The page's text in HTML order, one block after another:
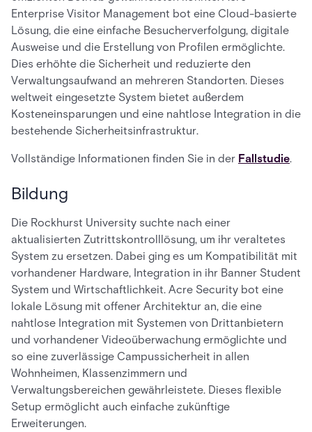
Enterprise Visitor Management bot eine Cloud-basierte
Lösung, die eine einfache Besucherverfolgung, digitale
Ausweise und die Erstellung von Profilen ermöglichte.
Dies erhöhte die Sicherheit und reduzierte den
Verwaltungsaufwand an mehreren Standorten. Dieses
weltweit eingesetzte System bietet außerdem
Kosteneinsparungen und eine nahtlose Integration in die
bestehende Sicherheitsinfrastruktur.
Vollständige Informationen finden Sie in der Fallstudie.
Bildung
Die Rockhurst University suchte nach einer
aktualisierten Zutrittskontrolllösung, um ihr veraltetes
System zu ersetzen. Dabei ging es um Kompatibilität mit
vorhandener Hardware, Integration in ihr Banner Student
System und Wirtschaftlichkeit. Acre Security bot eine
lokale Lösung mit offener Architektur an, die eine
nahtlose Integration mit Systemen von Drittanbietern
und vorhandener Videoüberwachung ermöglichte und
so eine zuverlässige Campussicherheit in allen
Wohnheimen, Klassenzimmern und
Verwaltungsbereichen gewährleistete. Dieses flexible
Setup ermöglicht auch einfache zukünftige
Erweiterungen.